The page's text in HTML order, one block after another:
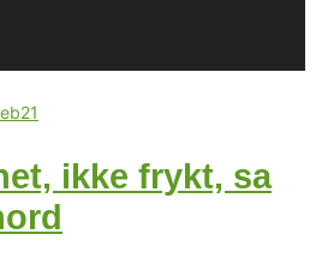
ikke frykt, sa